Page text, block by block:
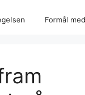
Formål